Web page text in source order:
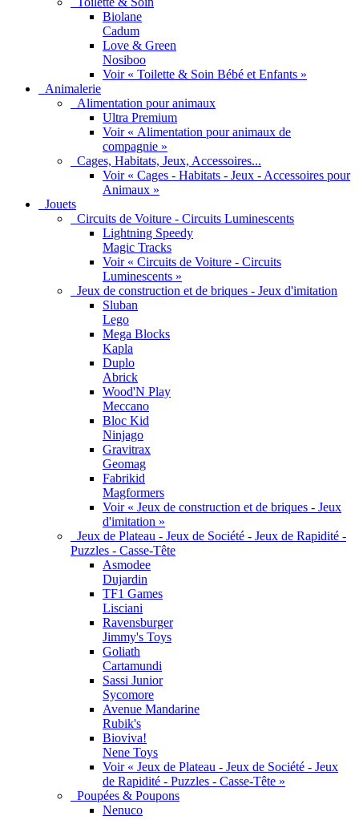
Biolane
Cadum
Love & Green
Nosiboo
Voir « Toilette & Soin Bébé et Enfants »
Animalerie
Alimentation pour animaux
Ultra Premium
Voir « Alimentation pour animaux de
compagnie »
Cages, Habitats, Jeux, Accessoires...
Voir « Cages - Habitats - Jeux - Accessoires pour
Animaux »
Jouets
Circuits de Voiture - Circuits Luminescents
Lightning Speedy
Magic Tracks
Voir « Circuits de Voiture - Circuits
Luminescents »
Jeux de construction et de briques - Jeux d'imitation
Sluban
Lego
Mega Blocks
Kapla
Duplo
Abrick
Wood'N Play
Meccano
Bloc Kid
Ninjago
Gravitrax
Geomag
Fabrikid
Magformers
Voir « Jeux de construction et de briques - Jeux
d'imitation »
Jeux de Plateau - Jeux de Société - Jeux de Rapidité -
Puzzles - Casse-Tête
Asmodee
Dujardin
TF1 Games
Lisciani
Ravensburger
Jimmy's Toys
Goliath
Cartamundi
Sassi Junior
Sycomore
Avenue Mandarine
Rubik's
Bioviva!
Nene Toys
Voir « Jeux de Plateau - Jeux de Société - Jeux
de Rapidité - Puzzles - Casse-Tête »
Poupées & Poupons
Nenuco